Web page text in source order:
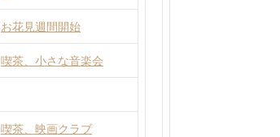
お花見週間開始
喫茶、小さな音楽会
喫茶、映画クラブ